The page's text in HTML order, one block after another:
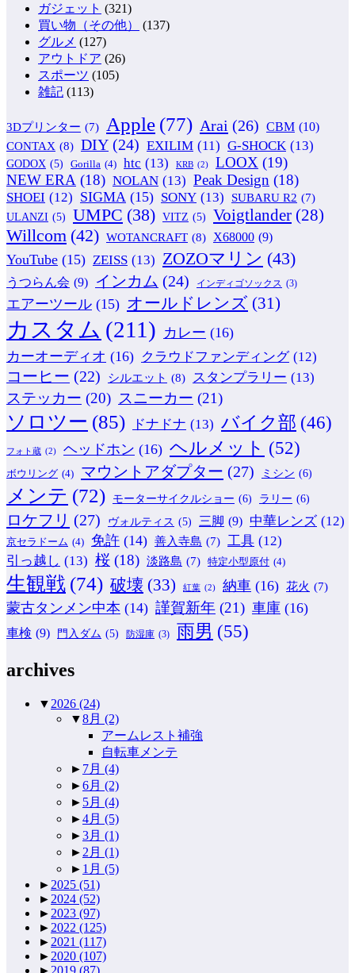
ガジェット (321)
買い物（その他）
(137)
グルメ (127)
アウトドア (26)
スポーツ (105)
雑記 (113)
3Dプリンター (7) Apple (77) Arai (26) CBM (10)
CONTAX (8) DIY (24) EXILIM (11) G-SHOCK (13)
GODOX (5) Gorilla (4) htc (13) KRB (2) LOOX (19)
NEW ERA (18) NOLAN (13) Peak Design (18)
SHOEI (12) SIGMA (15) SONY (13) SUBARU R2 (7)
ULANZI (5) UMPC (38) VITZ (5) Voigtlander (28)
Willcom (42) WOTANCRAFT (8) X68000 (9)
YouTube (15) ZEISS (13) ZOZOマリン (43)
うつらん会 (9) インカム (24) インディゴソックス (3)
エアーツール (15) オールドレンズ (31)
カスタム (211) カレー (16)
カーオーディオ (16) クラウドファンディング (12)
コーヒー (22) シルエット (8) スタンプラリー (13)
ステッカー (20) スニーカー (21)
ソロツー (85) ドナドナ (13) バイク部 (46)
フォト蔵 (2) ヘッドホン (16) ヘルメット (52)
ボウリング (4) マウントアダプター (27) ミシン (6)
メンテ (72) モーターサイクルショー (6) ラリー (6)
ロケフリ (27) ヴォルティス (5) 三脚 (9) 中華レンズ (12)
京セラドーム (4) 免許 (14) 善入寺島 (7) 工具 (12)
引っ越し (13) 桜 (18) 淡路島 (7) 特定小型原付 (4)
生観戦 (74) 破壊 (33) 紅葉 (2) 納車 (16) 花火 (7)
蒙古タンメン中本 (14) 謹賀新年 (21) 車庫 (16)
車検 (9) 門入ダム (5) 防湿庫 (3) 雨男 (55)
archives
▼ 2026 (24)
▼8月 (2)
アームレスト補強
自転車メンテ
► 7月 (4)
►6月 (2)
► 5月 (4)
►4月 (5)
►3月 (1)
► 2月 (1)
► 1月 (5)
► 2025 (51)
► 2024 (52)
► 2023 (97)
► 2022 (125)
► 2021 (117)
► 2020 (107)